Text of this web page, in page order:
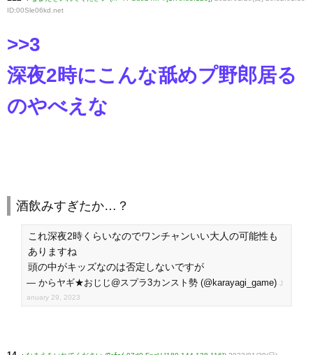
ID:00Sle06kd .net
>>3
深夜2時にこんな舐めプ野郎居る
のやべえな
酒飲みすぎたか…？
これ深夜2時くらいなのでワンチャンいい大人の可能性も
ありますね
頭の中がキッズなのは否定しないですが
— からヤギ★おじじ@スプラ3カンスト勢 (@karayagi_game) J
anuary 29, 2023